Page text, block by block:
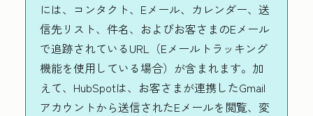
には、コンタクト、Eメール、カレンダー、送
信先リスト、件名、およびお客さまのEメール
で追跡されているURL（Eメールトラッキング
機能を使用している場合）が含まれます。加
えて、HubSpotは、お客さまが連携したGmail
アカウントから送信されたEメールを閲覧、変